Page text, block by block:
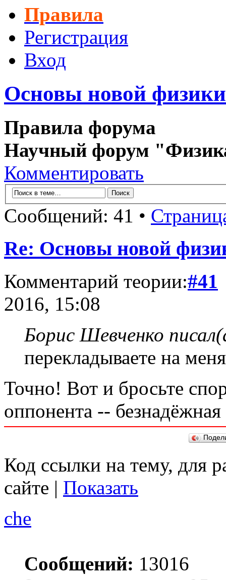
Правила
Регистрация
Вход
Основы новой физики
Правила форума
Научный форум
Комментировать
Сообщений: 41 •
Re: Основы новой
Комментарий теории:#41
2016, 15:08
Борис Шевченко
перекладываете на меня
Точно! Вот и бросьте
оппонента -- безнадёжная
Код ссылки на тему, для
сайте | Показать
che
Сообщений: 13016